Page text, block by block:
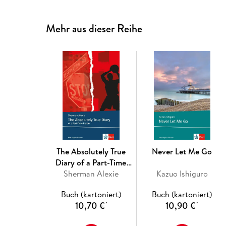
Mehr aus dieser Reihe
The Absolutely True
Diary of a Part-Time
Indian
Sherman Alexie
Buch (kartoniert)
10,70 €*
Never Let Me Go
Kazuo Ishiguro
Buch (kartoniert)
10,90 €*